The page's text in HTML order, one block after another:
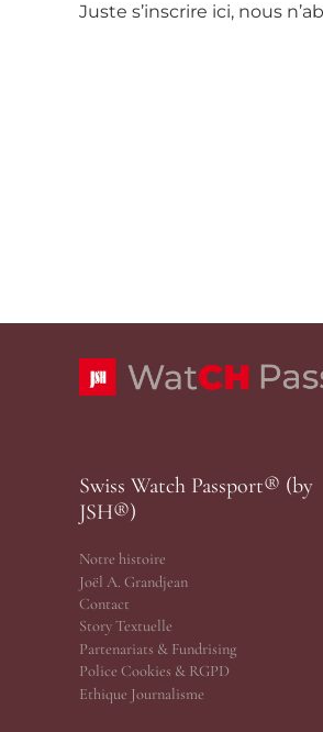
Juste s’inscrire ici, nous
Swiss Watch Passport® (by
JSH®)
Notre histoire
Joël A. Grandjean
Contact
Story Textuelle
Partenariats & Fundrising
Police Cookies & RGPD
Ethique Journalisme